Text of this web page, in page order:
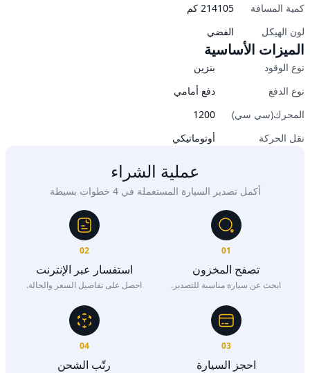
كمية المسافة 214105 كم
لون الهيكل
الفضي
الميزات الأساسية
نوع الوقود
بنزين
نوع الدفع
دفع أمامي
المحرك(سي سي)
1200
نقل الحركة
أوتوماتيكي
عملية الشراء
أكمل تصدير السيارة المستعملة في 4 خطوات بسيطة
01
تصفح المخزون
ابحث عن سيارة مناسبة للتصدير.
02
استفسار عبر الإنترنت
احصل على تفاصيل السعر والحالة.
03
احجز السيارة
04
رتّب الشحن